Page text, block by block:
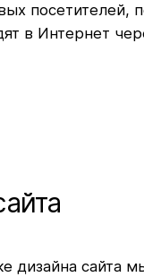
посетителей,
в Интернет
дизайна сайта